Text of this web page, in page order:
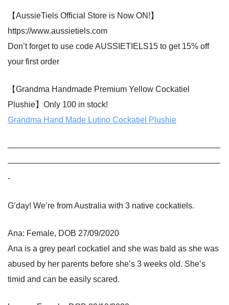
【AussieTiels Official Store is Now ON!】
https://www.aussietiels.com
Don’t forget to use code AUSSIETIELS15 to get 15% off
your first order
【Grandma Handmade Premium Yellow Cockatiel
Plushie】Only 100 in stock!
Grandma Hand Made Lutino Cockatiel Plushie
——————————————————————————
——————————————————————————
-
G’day! We’re from Australia with 3 native cockatiels.
Ana: Female, DOB 27/09/2020
Ana is a grey pearl cockatiel and she was bald as she was
abused by her parents before she’s 3 weeks old. She’s
timid and can be easily scared.